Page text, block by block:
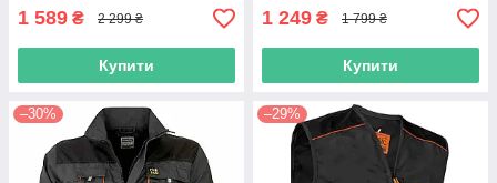
1 589 ₴ 2 299 ₴
Купити
1 249 ₴ 1 799 ₴
Купити
–30% –29%